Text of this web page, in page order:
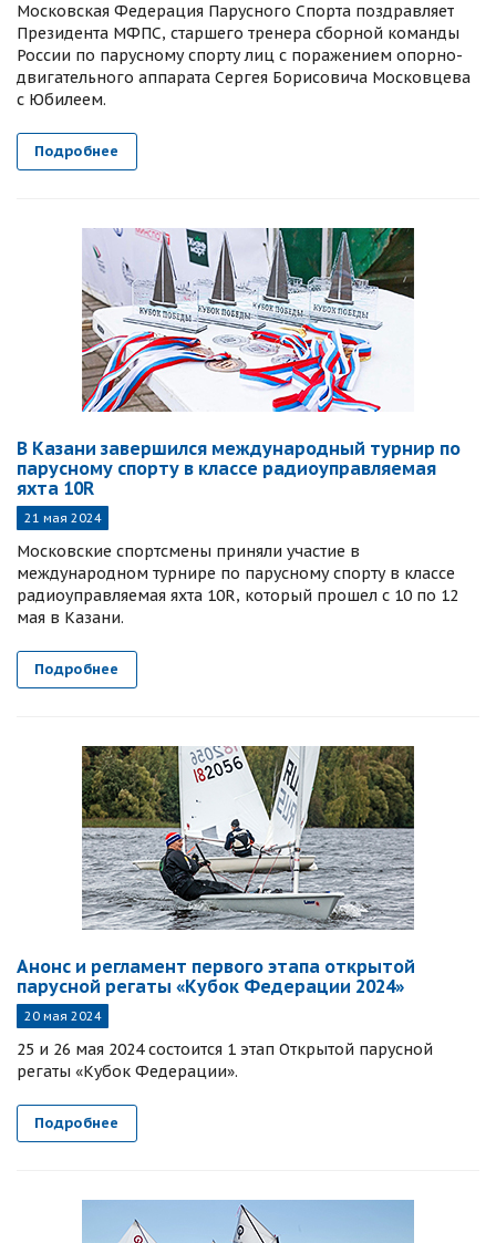
Московская Федерация Парусного Спорта поздравляет
Президента МФПС, старшего тренера сборной команды
России по парусному спорту лиц с поражением опорно-
двигательного аппарата Сергея Борисовича Московцева
с Юбилеем.
Подробнее
В Казани завершился международный турнир по
парусному спорту в классе радиоуправляемая
яхта 10R
21 мая 2024
Московские спортсмены приняли участие в
международном турнире по парусному спорту в классе
радиоуправляемая яхта 10R, который прошел с 10 по 12
мая в Казани.
Подробнее
Анонс и регламент первого этапа открытой
парусной регаты «Кубок Федерации 2024»
20 мая 2024
25 и 26 мая 2024 состоится 1 этап Открытой парусной
регаты «Кубок Федерации».
Подробнее